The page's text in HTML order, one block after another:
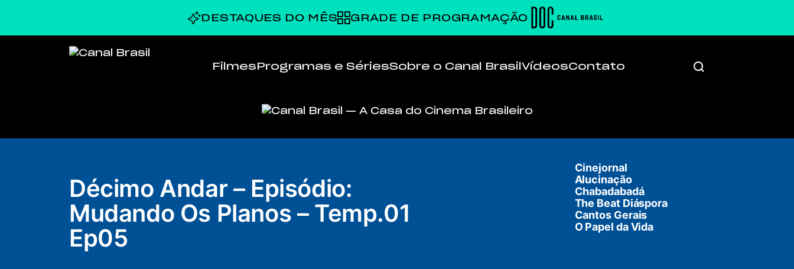
DESTAQUES DO MÊS GRADE DE PROGRAMAÇÃO
FilmesProgramas e SériesSobre o Canal BrasilVídeosContato
Décimo Andar – Episódio:
Mudando Os Planos – Temp.01
Ep05
Cinejornal
Alucinação
Chabadabadá
The Beat Diáspora
Cantos Gerais
O Papel da Vida